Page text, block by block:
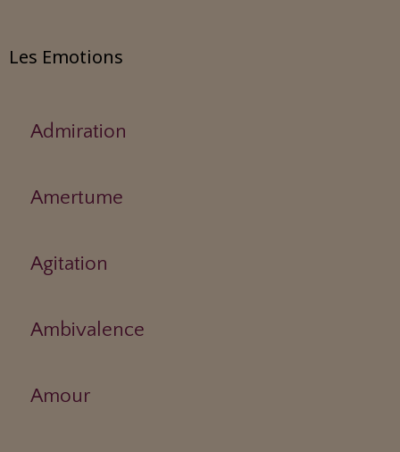
Les Emotions
Admiration
Amertume
Agitation
Ambivalence
Amour